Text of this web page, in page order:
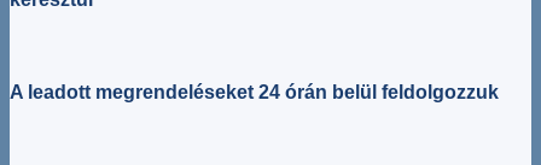
A leadott megrendeléseket 24 órán belül feldolgozzuk